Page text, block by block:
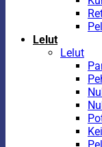
Lelut
Lelut